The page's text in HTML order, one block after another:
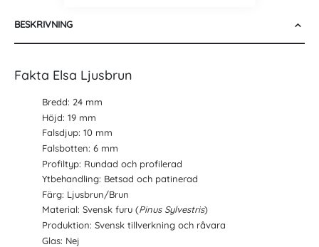
BESKRIVNING
Fakta Elsa Ljusbrun
Bredd: 24 mm
Höjd: 19 mm
Falsdjup: 10 mm
Falsbotten: 6 mm
Profiltyp: Rundad och profilerad
Ytbehandling: Betsad och patinerad
Färg: Ljusbrun/Brun
Material: Svensk furu (Pinus Sylvestris)
Produktion: Svensk tillverkning och råvara
Glas: Nej